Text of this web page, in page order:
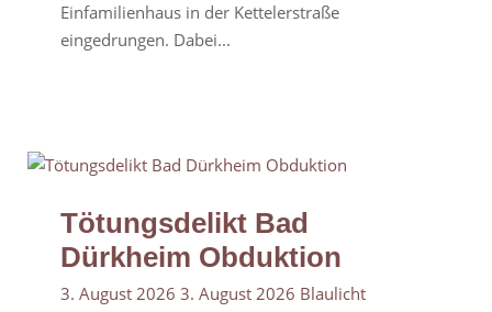
Einfamilienhaus in der Kettelerstraße
eingedrungen. Dabei...
Tötungsdelikt Bad
Dürkheim Obduktion
3. August 2026 3. August 2026 Blaulicht